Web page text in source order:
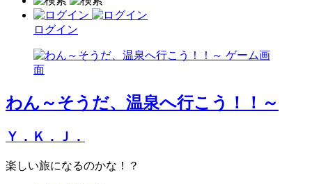
ログイン
わん～そうだ、温泉へ行こう！！～
Ｙ．Ｋ．Ｊ．
楽しい旅になるのかな！？